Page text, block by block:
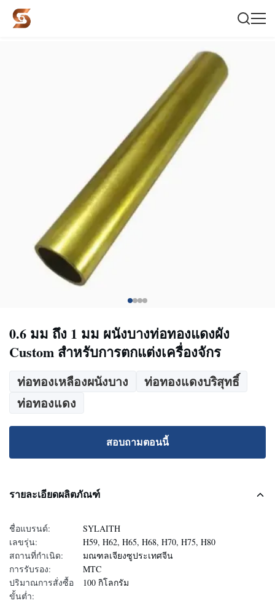
0.6 มม ถึง 1 มม ผนังบางท่อทองแดงผัง
Custom สําหรับการตกแต่งเครื่องจักร
ท่อทองเหลืองผนังบาง
ท่อทองแดงบริสุทธิ์
ท่อทองแดง
สอบถามตอนนี้
รายละเอียดผลิตภัณฑ์
ชื่อแบรนด์:
SYLAITH
เลขรุ่น:
H59, H62, H65, H68, H70, H75, H80
สถานที่กำเนิด:
มณฑลเจียงซูประเทศจีน
การรับรอง:
MTC
ปริมาณการสั่งซื้อ
ขั้นต่ำ:
100 กิโลกรัม